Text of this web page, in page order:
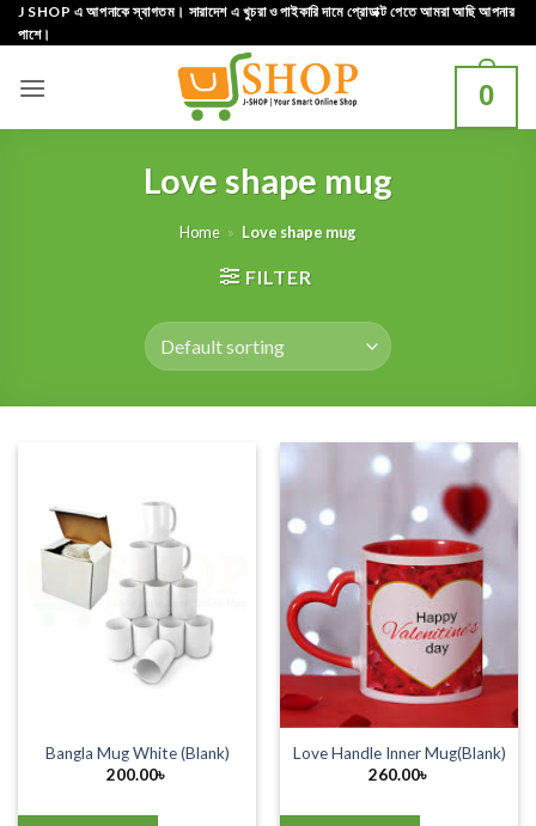
Skip
to
J SHOP এ আপনাকে স্বাগতম। সারাদেশ এ খুচরা ও পাইকারি দামে প্রোডাক্ট পেতে আমরা আছি আপনার
পাশে।
0
Love shape mug
Home » Love shape mug
FILTER
Bangla Mug White (Blank)
200.00৳
Love Handle Inner Mug(Blank)
260.00৳